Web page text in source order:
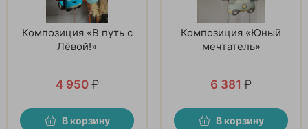
Композиция «В путь с
Лёвой!»
4 950 ₽
В корзину
Композиция «Юный
мечтатель»
6 381 ₽
В корзину